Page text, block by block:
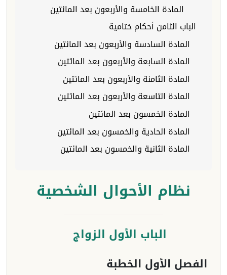
نظام الأحوال الشخصية
الباب الأول الزواج
الفصل الأول الخطبة
المادة الخامسة والأربعون بعد المائتين
الباب الثامن أحكام ختامية
المادة السادسة والأربعون بعد المائتين
المادة السابعة والأربعون بعد المائتين
المادة الثامنة والأربعون بعد المائتين
المادة التاسعة والأربعون بعد المائتين
المادة الخمسون بعد المائتين
المادة الحادية والخمسون بعد المائتين
المادة الثانية والخمسون بعد المائتين